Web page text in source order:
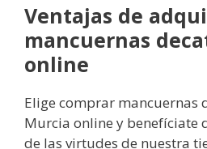
Ventajas de
mancuernas
online
Elige comprar mancuernas
Murcia online y benefíciate
de las virtudes de nuestra